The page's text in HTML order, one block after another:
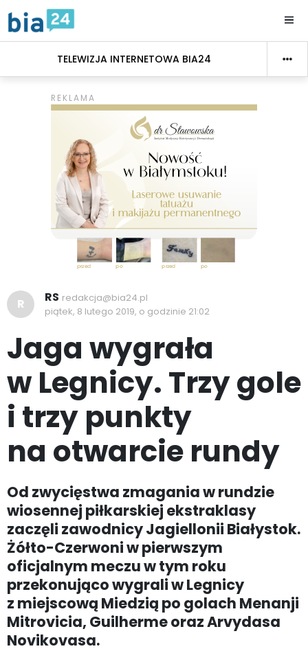
TELEWIZJA INTERNETOWA BIA24
R RS redakcja@bia24.pl
piątek, 8 lutego 2019, o godzinie 21:02
Jaga wygrała
w Legnicy. Trzy gole
i trzy punkty
na otwarcie rundy
Od zwycięstwa zmagania w rundzie
wiosennej piłkarskiej ekstraklasy
zaczęli zawodnicy Jagiellonii Białystok.
Żółto-Czerwoni w pierwszym
oficjalnym meczu w tym roku
przekonująco wygrali w Legnicy
z miejscową Miedzią po golach Menanji
Mitrovicia, Guilherme oraz Arvydasa
Novikovasa.